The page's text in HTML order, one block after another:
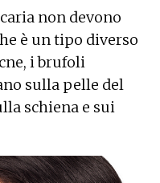
non devono
è un tipo diverso
i brufoli
sulla pelle del
schiena e sui